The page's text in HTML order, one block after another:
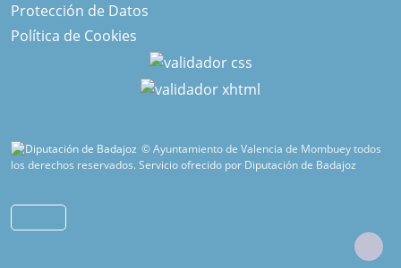
Protección de Datos
Política de Cookies
© Ayuntamiento de Valencia de Mombuey todos
los derechos reservados.Servicio ofrecido por Diputación de Badajoz